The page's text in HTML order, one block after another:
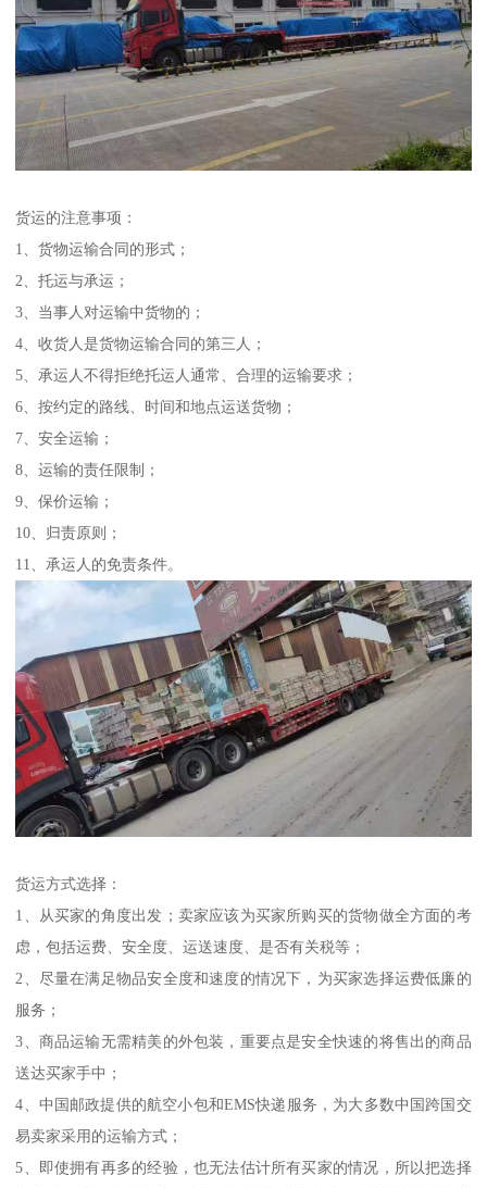
货运的注意事项：
1、货物运输合同的形式；
2、托运与承运；
3、当事人对运输中货物的；
4、收货人是货物运输合同的第三人；
5、承运人不得拒绝托运人通常、合理的运输要求；
6、按约定的路线、时间和地点运送货物；
7、安全运输；
8、运输的责任限制；
9、保价运输；
10、归责原则；
11、承运人的免责条件。
货运方式选择：
1、从买家的角度出发；卖家应该为买家所购买的货物做全方面的考
虑，包括运费、安全度、运送速度、是否有关税等；
2、尽量在满足物品安全度和速度的情况下，为买家选择运费低廉的
服务；
3、商品运输无需精美的外包装，重要点是安全快速的将售出的商品
送达买家手中；
4、中国邮政提供的航空小包和EMS快递服务，为大多数中国跨国交
易卖家采用的运输方式；
5、即使拥有再多的经验，也无法估计所有买家的情况，所以把选择